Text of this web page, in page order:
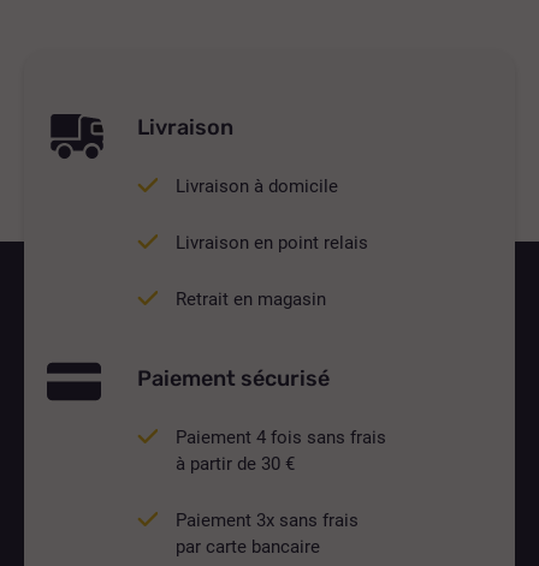
Livraison
Livraison à domicile
Livraison en point relais
Retrait en magasin
Paiement sécurisé
Paiement 4 fois sans frais
à partir de 30 €
Paiement 3x sans frais
par carte bancaire